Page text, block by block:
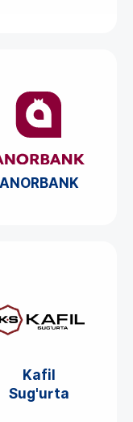
ANORBANK
Kafil
Sug'urta